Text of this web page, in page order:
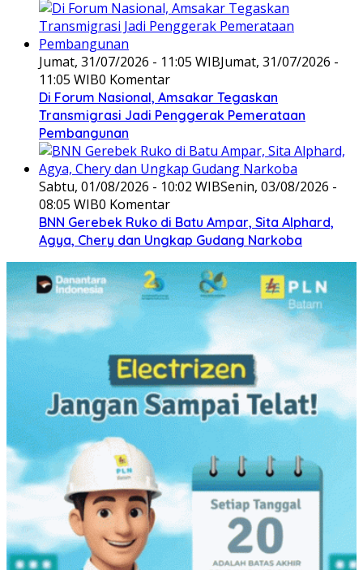
Jumat, 31/07/2026 - 11:05 WIBJumat, 31/07/2026 -
11:05 WIB0 Komentar
Di Forum Nasional, Amsakar Tegaskan
Transmigrasi Jadi Penggerak Pemerataan
Pembangunan
Sabtu, 01/08/2026 - 10:02 WIBSenin, 03/08/2026 -
08:05 WIB0 Komentar
BNN Gerebek Ruko di Batu Ampar, Sita Alphard,
Agya, Chery dan Ungkap Gudang Narkoba